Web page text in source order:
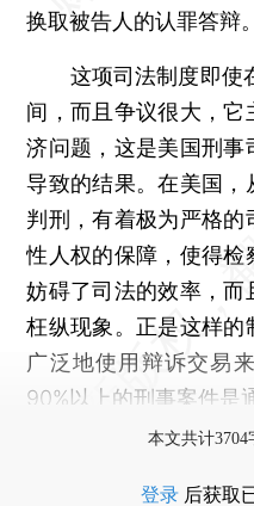
换取被告人的认罪答辩。
这项司法制度即使
间，而且争议很大，
济问题，这是美国刑
导致的结果。在美国
判刑，有着极为严格
性人权的保障，使得
妨碍了司法的效率，
枉纵现象。正是这样
广泛地使用辩诉交易
90%以上的刑事案件是
本文共计
登录 后获取